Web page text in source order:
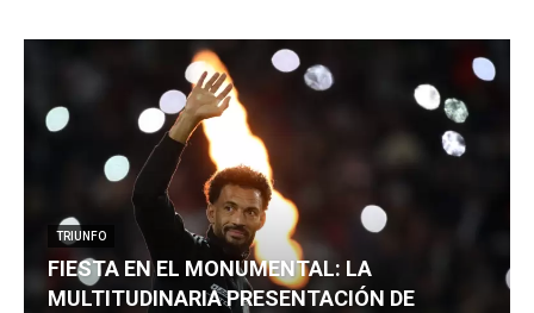
TRIUNFO
FIESTA EN EL MONUMENTAL: LA
MULTITUDINARIA PRESENTACIÓN DE